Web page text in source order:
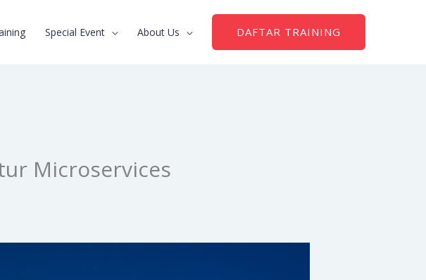
Special Event About Us DAFTAR TRAINING
Microservices